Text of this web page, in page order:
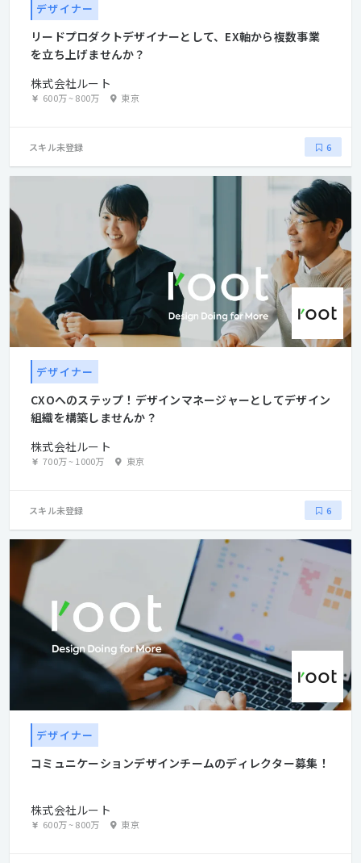
デザイナー
リードプロダクトデザイナーとして、EX軸から複数事業
を立ち上げませんか？
株式会社ルート
600万~800万 東京
スキル未登録 6
デザイナー
CXOへのステップ！デザインマネージャーとしてデザイン
組織を構築しませんか？
株式会社ルート
700万~1000万 東京
スキル未登録 6
デザイナー
コミュニケーションデザインチームのディレクター募集！
株式会社ルート
600万~800万 東京